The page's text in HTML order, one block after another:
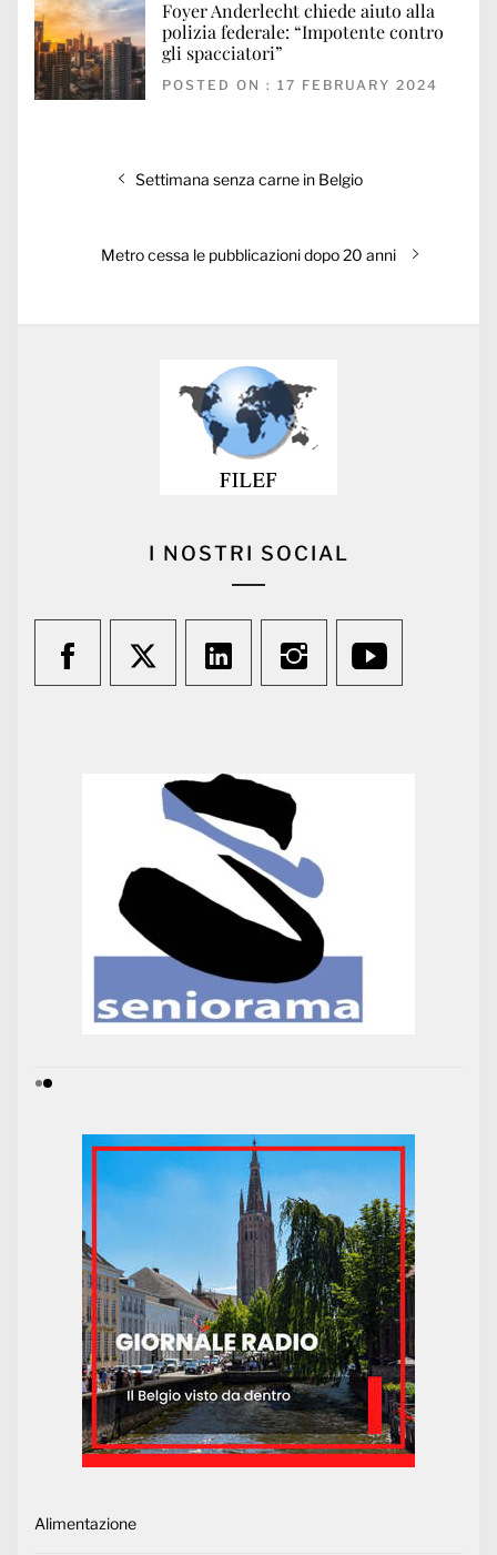
Foyer Anderlecht chiede aiuto alla
polizia federale: “Impotente contro
gli spacciatori”
POSTED ON : 17 FEBRUARY 2024
navigation
Previous
Settimana senza carne in Belgio
Next
Metro cessa le pubblicazioni dopo 20 anni
I NOSTRI SOCIAL
Alimentazione